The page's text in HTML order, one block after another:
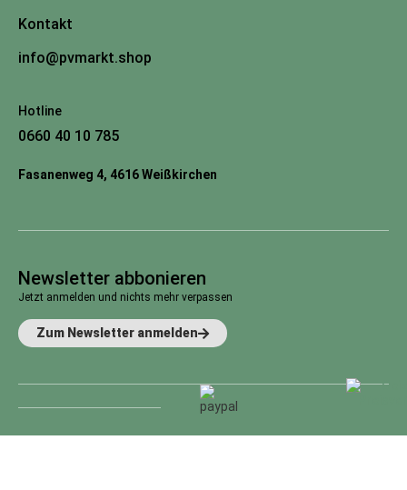
Kontakt
info@pvmarkt.shop
Hotline
0660 40 10 785
Fasanenweg 4, 4616 Weißkirchen
Newsletter abbonieren
Jetzt anmelden und nichts mehr verpassen
Zum Newsletter anmelden